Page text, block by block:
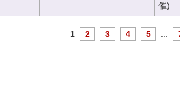
催)
1 2 3 4 5